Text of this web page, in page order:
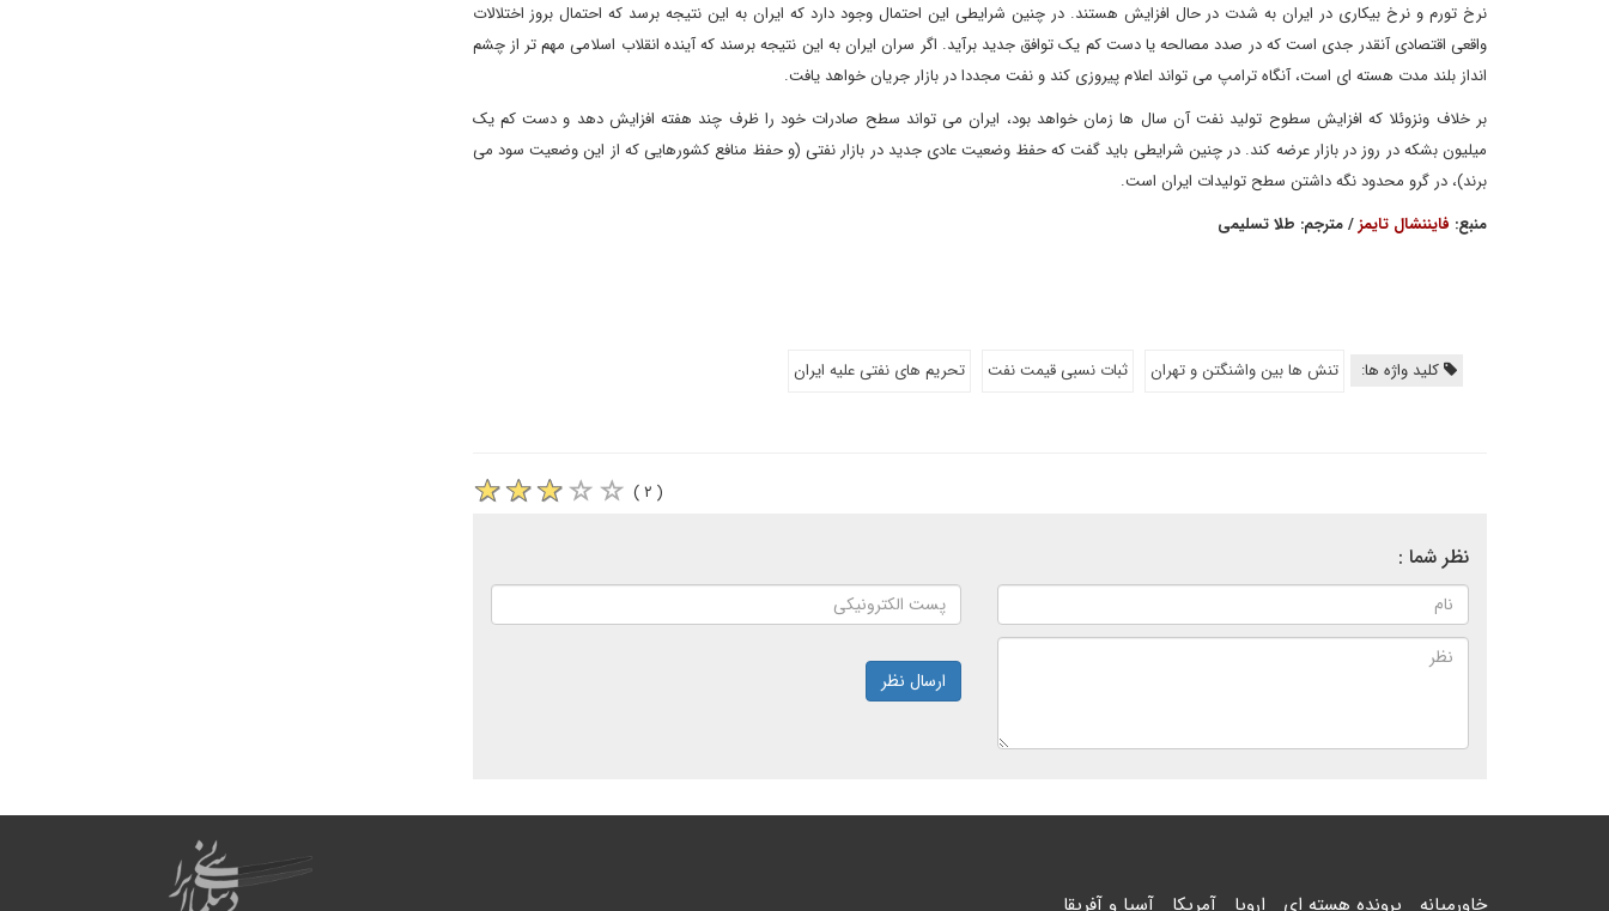
نرخ تورم و نرخ بیکاری در ایران به شدت در حال افزایش هستند. در چنین شرایطی این احتمال وجود دارد که ایران به این نتیجه برسد که احتمال بروز اختلالات
واقعی اقتصادی آنقدر جدی است که در صدد مصالحه یا دست کم یک توافق جدید برآید. اگر سران ایران به این نتیجه برسند که آینده انقلاب اسلامی مهم تر از چشم
انداز بلند مدت هسته ای است، آنگاه ترامپ می تواند اعلام پیروزی کند و نفت مجددا در بازار جریان خواهد یافت.
بر خلاف ونزوئلا که افزایش سطوح تولید نفت آن سال ها زمان خواهد بود، ایران می تواند سطح صادرات خود را ظرف چند هفته افزایش دهد و دست کم یک
میلیون بشکه در روز در بازار عرضه کند. در چنین شرایطی باید گفت که حفظ وضعیت عادی جدید در بازار نفتی (و حفظ منافع کشورهایی که از این وضعیت سود می
برند)، در گرو محدود نگه داشتن سطح تولیدات ایران است.
منبع: فایننشال تایمز/ مترجم: طلا تسلیمی
کلید واژه ها: تنش ها بین واشنگتن و تهران ثبات نسبی قیمت نفت تحریم های نفتی علیه ایران
( ۲ )
نظر شما :
ارسال نظر
خاورمیانه پرونده هسته ای اروپا آمریکا آسیا و آفریقا